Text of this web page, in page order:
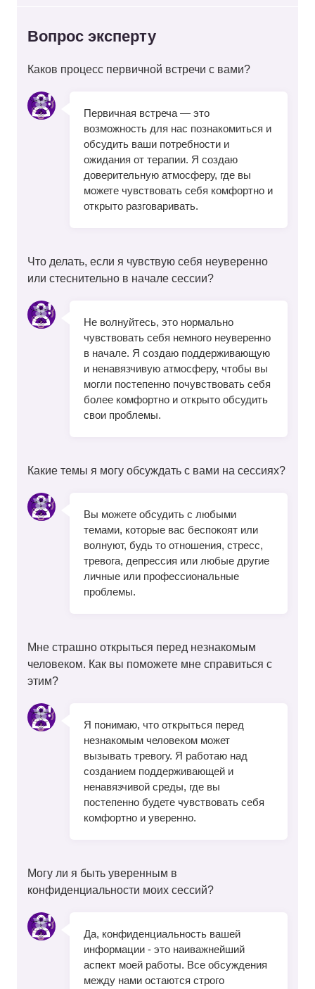
Вопрос эксперту
Каков процесс первичной встречи с вами?
Первичная встреча — это
возможность для нас познакомиться и
обсудить ваши потребности и
ожидания от терапии. Я создаю
доверительную атмосферу, где вы
можете чувствовать себя комфортно и
открыто разговаривать.
Что делать, если я чувствую себя неуверенно
или стеснительно в начале сессии?
Не волнуйтесь, это нормально
чувствовать себя немного неуверенно
в начале. Я создаю поддерживающую
и ненавязчивую атмосферу, чтобы вы
могли постепенно почувствовать себя
более комфортно и открыто обсудить
свои проблемы.
Какие темы я могу обсуждать с вами на сессиях?
Вы можете обсудить с любыми
темами, которые вас беспокоят или
волнуют, будь то отношения, стресс,
тревога, депрессия или любые другие
личные или профессиональные
проблемы.
Мне страшно открыться перед незнакомым
человеком. Как вы поможете мне справиться с
этим?
Я понимаю, что открыться перед
незнакомым человеком может
вызывать тревогу. Я работаю над
созданием поддерживающей и
ненавязчивой среды, где вы
постепенно будете чувствовать себя
комфортно и уверенно.
Могу ли я быть уверенным в
конфиденциальности моих сессий?
Да, конфиденциальность вашей
информации - это наиважнейший
аспект моей работы. Все обсуждения
между нами остаются строго